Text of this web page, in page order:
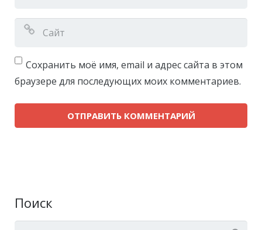
Сохранить моё имя, email и адрес сайта в этом
браузере для последующих моих комментариев.
Поиск